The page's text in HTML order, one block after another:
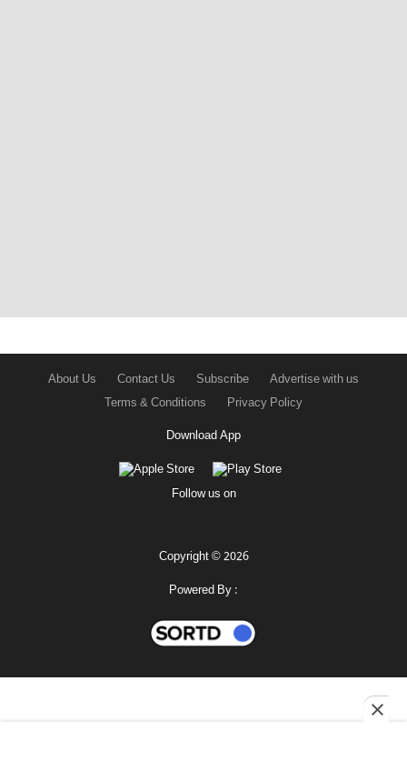
About Us Contact Us Subscribe
Advertise with us
Terms & Conditions
Privacy Policy
Download App
Follow us on
Copyright © 2026
Powered By :